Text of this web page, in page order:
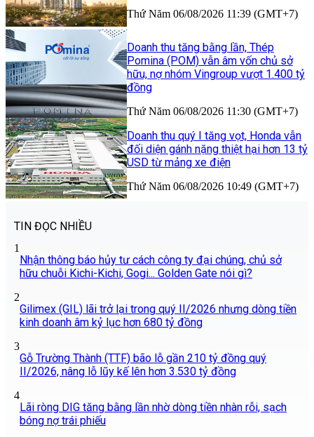
Thứ Năm 06/08/2026 11:39 (GMT+7)
Doanh thu tăng bằng lần, Thép
Pomina (POM) vẫn âm vốn chủ sở
hữu, nợ nhóm Vingroup vượt 1.400 tỷ
đồng
Thứ Năm 06/08/2026 11:30 (GMT+7)
Doanh thu quý I tăng vọt, Honda vẫn
đối diện gánh nặng thiệt hại hơn 13 tỷ
USD từ mảng xe điện
Thứ Năm 06/08/2026 10:49 (GMT+7)
TIN ĐỌC NHIỀU
1
Nhận thông báo hủy tư cách công ty đại chúng, chủ sở
hữu chuỗi Kichi-Kichi, Gogi... Golden Gate nói gì?
2
Gilimex (GIL) lãi trở lại trong quý II/2026 nhưng dòng tiền
kinh doanh âm kỷ lục hơn 680 tỷ đồng
3
Gỗ Trường Thành (TTF) bão lỗ gần 210 tỷ đồng quý
II/2026, nâng lỗ lũy kế lên hơn 3.530 tỷ đồng
4
Lãi ròng DIG tăng bằng lần nhờ dòng tiền nhàn rỗi, sạch
bóng nợ trái phiếu